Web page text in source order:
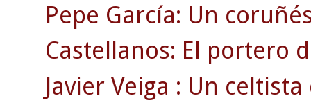
Pepe García: Un
Castellanos: El portero
Javier Veiga : Un